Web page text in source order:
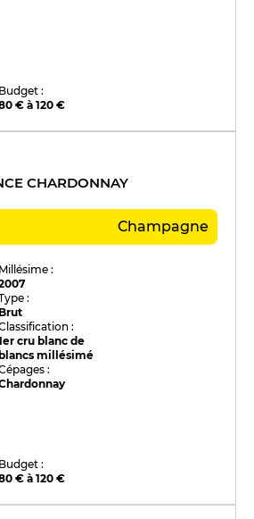
Budget :
€ à 120 €
CHARDONNAY
Champagne
Millésime :
:
Brut
:
cru blanc de
millésimé
:
Budget :
€ à 120 €